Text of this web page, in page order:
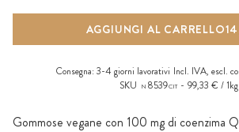
Gommose vegane con 100 mg di coenzima
AGGIUNGI AL CARRELLO
Consegna: 3-4 giorni lavorativi Incl. IVA, escl.
SKU
N 8539CIT 99,33 € / 1kg